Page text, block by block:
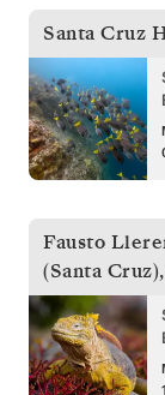
Santa Cruz
Fausto
(Santa Cruz),